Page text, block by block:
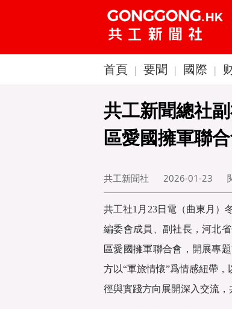
首頁 | 要聞 | 國際 |
共工新聞總社
區愛國擁軍聯
共工新聞社 2026-01-23
共工社1月23日電（曲東月）
編委會成員、副社長，河北
區愛國擁軍聯合會，開展專
方以“軍旅情懷”爲情感紐帶
徑與實踐方向展開深入交流，